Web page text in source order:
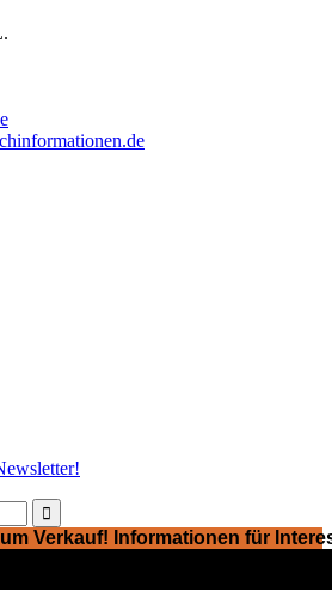

Verkauf! Informationen für